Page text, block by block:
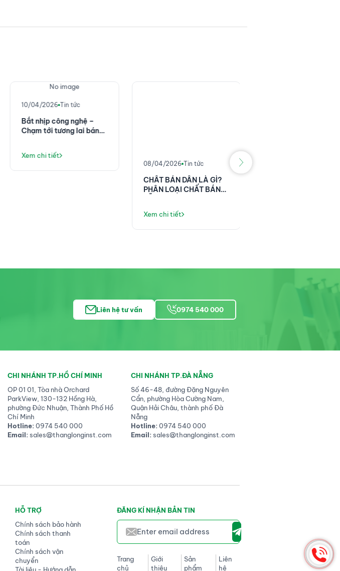
No image
10/04/2026 Tin tức
Bắt nhịp công nghệ –
Chạm tới tương lai bán
Instruments
Xem chi tiết
08/04/2026 Tin tức
CHẤT BÁN DẪN LÀ GÌ?
PHÂN LOẠI CHẤT BÁN
Xem chi tiết
Liên hệ tư vấn 0974 540 000
CHI NHÁNH TP.HỒ CHÍ MINH
OP 01 01, Tòa nhà Orchard
ParkView, 130-132 Hồng Hà,
phường Đức Nhuận, Thành Phố Hồ
Chí Minh
Hotline:0974 540 000
Email:sales@thanglonginst.com
CHI NHÁNH TP.ĐÀ NẴNG
Số 46-48, đường Đặng Nguyên
Cẩn, phường Hòa Cường Nam,
Quận Hải Châu, thành phố Đà
Nẵng
Hotline:0974 540 000
Email:sales@thanglonginst.com
HỖ TRỢ
Chính sách bảo hành
Chính sách thanh
toán
Chính sách vận
chuyển
ĐĂNG KÍ NHẬN BẢN TIN
Trang
chủ
Giới
thiệu
Sản
phẩm
Liên
hệ